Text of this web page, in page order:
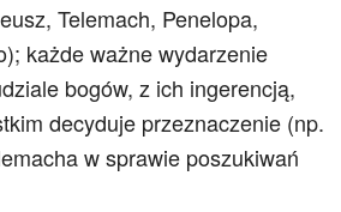
Telemach, Penelopa,
każde ważne wydarzenie
bogów, z ich ingerencją,
decyduje przeznaczenie (np.
w sprawie poszukiwań